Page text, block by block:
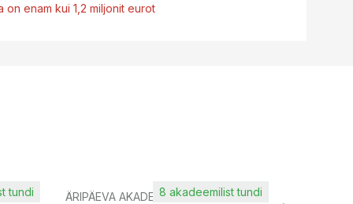
on enam kui 1,2 miljonit eurot
tundi ÄRIPÄEVA AKADEEMIA8 akadeemilist tundi